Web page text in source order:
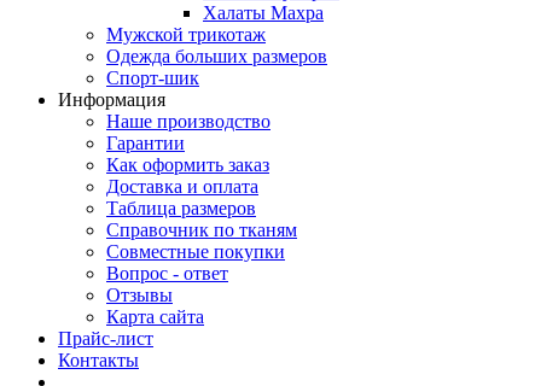
Халаты Махра
Мужской трикотаж
Одежда больших размеров
Спорт-шик
Информация
Наше производство
Гарантии
Как оформить заказ
Доставка и оплата
Таблица размеров
Справочник по тканям
Совместные покупки
Вопрос - ответ
Отзывы
Карта сайта
Прайс-лист
Контакты